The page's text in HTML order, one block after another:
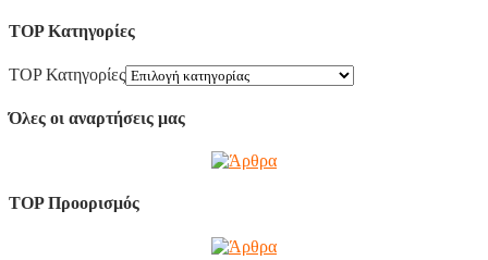
TOP Κατηγορίες
TOP Κατηγορίες
Όλες οι αναρτήσεις μας
TOP Προορισμός